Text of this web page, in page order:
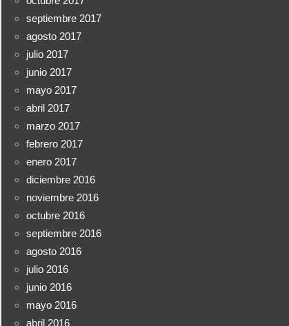
septiembre 2017
agosto 2017
julio 2017
junio 2017
mayo 2017
abril 2017
marzo 2017
febrero 2017
enero 2017
diciembre 2016
noviembre 2016
octubre 2016
septiembre 2016
agosto 2016
julio 2016
junio 2016
mayo 2016
abril 2016